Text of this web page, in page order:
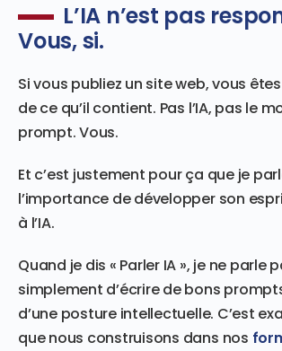
L’IA n’est pas
Vous, si.
Si vous publiez un site web, vous
de ce qu’il contient. Pas l’IA, pas le
prompt. Vous.
Et c’est justement pour ça que je
l’importance de développer son
à l’IA.
Quand je dis « Parler IA », je ne parle
simplement d’écrire de bons
d’une posture intellectuelle. C’est
que nous construisons dans nos